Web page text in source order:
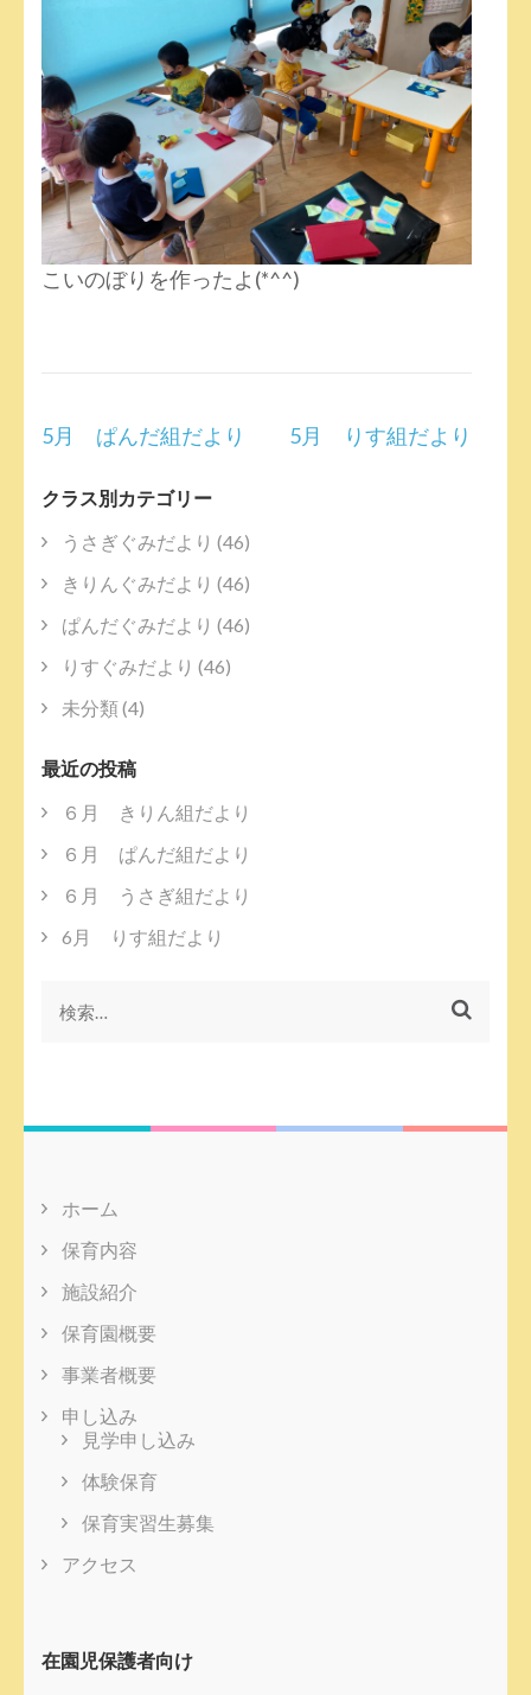
こいのぼりを作ったよ(*^^)
投
ナ
ビ
ゲ
ー
シ
ョ
ン
5月 ぱんだ組だより 5月 りす組だより
クラス別カテゴリー
うさぎぐみだより (46)
きりんぐみだより (46)
ぱんだぐみだより (46)
りすぐみだより (46)
未分類(4)
最近の投稿
６月 きりん組だより
６月 ぱんだ組だより
６月 うさぎ組だより
6月 りす組だより
検
ホーム
保育内容
施設紹介
保育園概要
事業者概要
申し込み
見学申し込み
体験保育
保育実習生募集
アクセス
在園児保護者向け